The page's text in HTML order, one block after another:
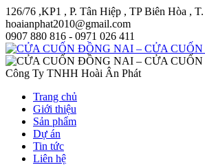
126/76 ,KP1 , P. Tân Hiệp , TP Biên Hòa ,
hoaianphat2010@gmail.com
0907 880 816 - 0971 026 411
Công Ty TNHH Hoài Ân Phát
Trang chủ
Giới thiệu
Sản phẩm
Dự án
Tin tức
Liên hệ